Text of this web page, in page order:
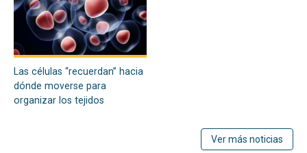
Las células “recuerdan” hacia
dónde moverse para
organizar los tejidos
Ver más noticias